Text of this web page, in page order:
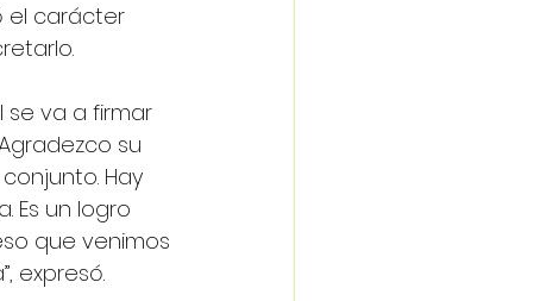
el carácter
se va a firmar
su
Hay
Es un logro
que venimos
expresó.